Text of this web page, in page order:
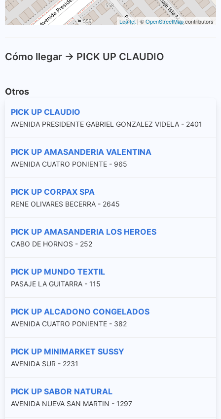
Leaflet| ©OpenStreetMapcontributors
Cómo llegar -> PICK UP CLAUDIO
Otros
PICK UP CLAUDIO
AVENIDA PRESIDENTE GABRIEL GONZALEZ VIDELA - 2401
PICK UP AMASANDERIA VALENTINA
AVENIDA CUATRO PONIENTE - 965
PICK UP CORPAX SPA
RENE OLIVARES BECERRA - 2645
PICK UP AMASANDERIA LOS HEROES
CABO DE HORNOS - 252
PICK UP MUNDO TEXTIL
PASAJE LA GUITARRA - 115
PICK UP ALCADONO CONGELADOS
AVENIDA CUATRO PONIENTE - 382
PICK UP MINIMARKET SUSSY
AVENIDA SUR - 2231
PICK UP SABOR NATURAL
AVENIDA NUEVA SAN MARTIN - 1297